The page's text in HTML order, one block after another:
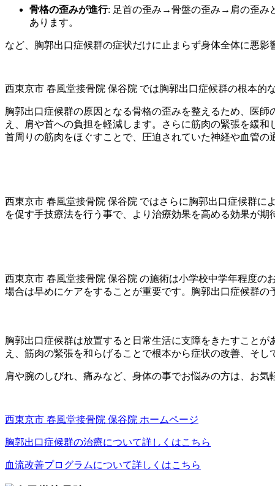
骨格の歪みが進行: 足首の歪み→骨盤の歪み→肩の歪み
あります。
など、胸郭出口症候群の症状だけに止まらず身体全体に悪
西東京市 春風堂接骨院 保谷院 では胸郭出口症候群の根本的
胸郭出口症候群の原因となる骨格の歪みを整えるため、医
え、肩や首への負担を軽減します。さらに筋肉の緊張を緩
首周りの筋肉をほぐすことで、圧迫されていた神経や血管
西東京市 春風堂接骨院 保谷院 ではさらに胸郭出口症候群
を促す手技療法を行う事で、より治療効果を高める効果が期
西東京市 春風堂接骨院 保谷院 の施術は小学校中学年程度
場合は早めにケアをすることが重要です。胸郭出口症候群
胸郭出口症候群は放置すると日常生活に支障をきたすこと
え、筋肉の緊張を和らげることで根本から症状の改善、そし
肩や腕のしびれ、痛みなど、身体の事でお悩みの方は、お
西東京市 春風堂接骨院 保谷院 ホームページ
胸郭出口症候群の治療について詳しくはこちら
血流改善プログラムについて詳しくはこちら